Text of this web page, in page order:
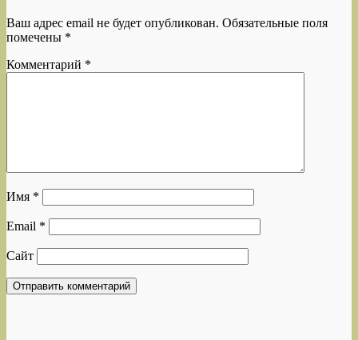
Ваш адрес email не будет опубликован. Обязательные поля
помечены *
Комментарий *
Имя *
Email *
Сайт